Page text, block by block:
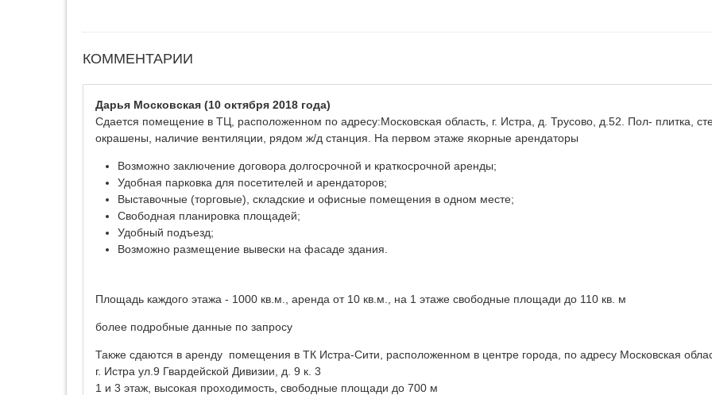
КОММЕНТАРИИ
Дарья Московская (10 октября 2018 года)
Сдается помещение в ТЦ, расположенном по адресу:Московская область, г. Истра, д. Трусово, д.52. Пол- плитка,
окрашены, наличие вентиляции, рядом ж/д станция. На первом этаже якорные арендаторы
Возможно заключение договора долгосрочной и краткосрочной аренды;
Удобная парковка для посетителей и арендаторов;
Выставочные (торговые), складские и офисные помещения в одном месте;
Свободная планировка площадей;
Удобный подъезд;
Возможно размещение вывески на фасаде здания.
Площадь каждого этажа - 1000 кв.м., аренда от 10 кв.м., на 1 этаже свободные площади до 110 кв. м
более подробные данные по запросу
Также сдаются в аренду помещения в ТК Истра-Сити, расположенном в центре города, по адресу Московская
г. Истра ул.9 Гвардейской Дивизии, д. 9 к. 3
1 и 3 этаж, высокая проходимость, свободные площади до 700 м